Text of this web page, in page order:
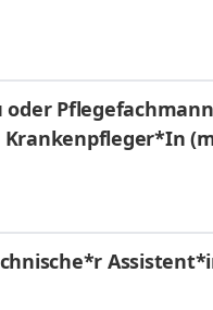
Pflegefachmann